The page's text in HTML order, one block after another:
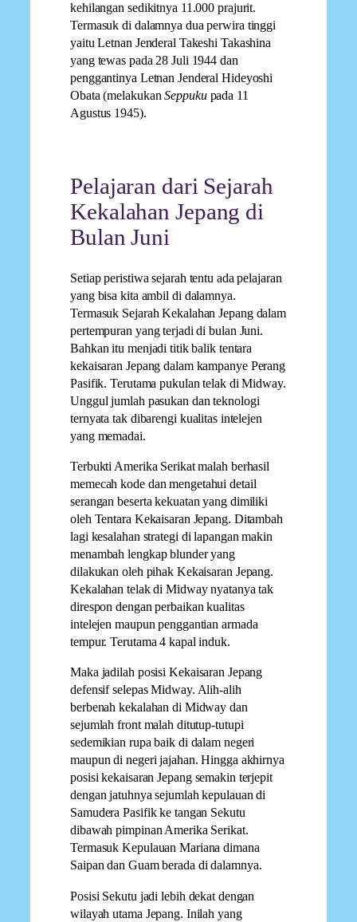
kehilangan sedikitnya 11.000 prajurit.
Termasuk di dalamnya dua perwira tinggi
yaitu Letnan Jenderal Takeshi Takashina
yang tewas pada 28 Juli 1944 dan
penggantinya Letnan Jenderal Hideyoshi
Obata (melakukanSeppukupada 11
Agustus 1945).
Pelajaran dari Sejarah
Kekalahan Jepang di
Bulan Juni
Setiap peristiwa sejarah tentu ada pelajaran
yang bisa kita ambil di dalamnya.
Termasuk Sejarah Kekalahan Jepang dalam
pertempuran yang terjadi di bulan Juni.
Bahkan itu menjadi titik balik tentara
kekaisaran Jepang dalam kampanye Perang
Pasifik. Terutama pukulan telak di Midway.
Unggul jumlah pasukan dan teknologi
ternyata tak dibarengi kualitas intelejen
yang memadai.
Terbukti Amerika Serikat malah berhasil
memecah kode dan mengetahui detail
serangan beserta kekuatan yang dimiliki
oleh Tentara Kekaisaran Jepang. Ditambah
lagi kesalahan strategi di lapangan makin
menambah lengkap blunder yang
dilakukan oleh pihak Kekaisaran Jepang.
Kekalahan telak di Midway nyatanya tak
direspon dengan perbaikan kualitas
intelejen maupun penggantian armada
tempur. Terutama 4 kapal induk.
Maka jadilah posisi Kekaisaran Jepang
defensif selepas Midway. Alih-alih
berbenah kekalahan di Midway dan
sejumlah front malah ditutup-tutupi
sedemikian rupa baik di dalam negeri
maupun di negeri jajahan. Hingga akhirnya
posisi kekaisaran Jepang semakin terjepit
dengan jatuhnya sejumlah kepulauan di
Samudera Pasifik ke tangan Sekutu
dibawah pimpinan Amerika Serikat.
Termasuk Kepulauan Mariana dimana
Saipan dan Guam berada di dalamnya.
Posisi Sekutu jadi lebih dekat dengan
wilayah utama Jepang. Inilah yang